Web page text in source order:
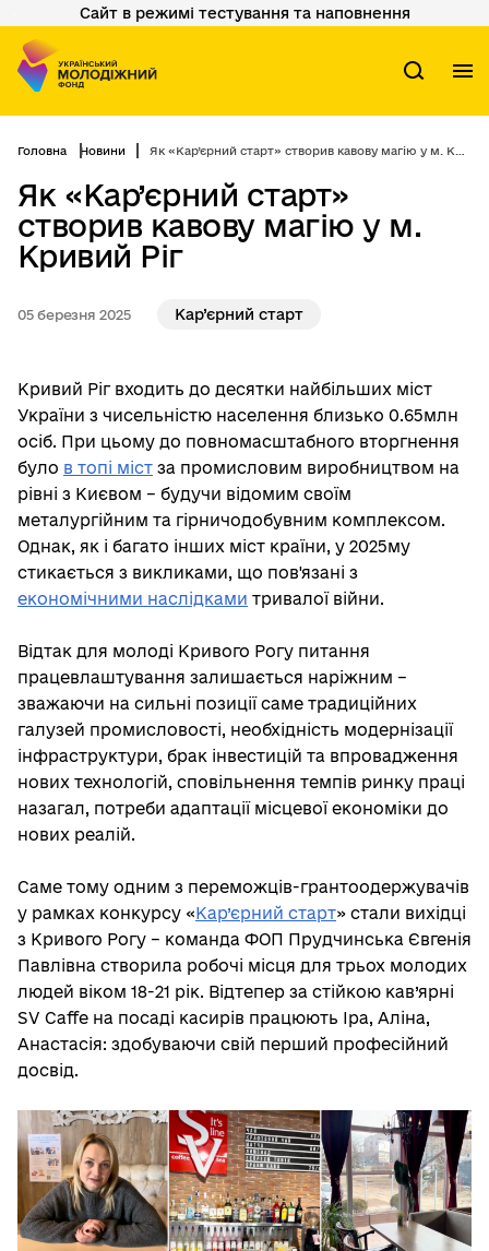
Перейти
до
основного
вмісту
Сайт в режимі тестування та наповнення
Пошук
Головна Новини Як «Кар’єрний старт» створив кавову магію у м. Кривий Ріг
Як «Кар’єрний старт»
створив кавову магію у м.
Кривий Ріг
05 березня 2025 Кар’єрний старт
Кривий Ріг входить до десятки найбільших міст
України з чисельністю населення близько 0.65млн
осіб. При цьому до повномасштабного вторгнення
було в топі міст за промисловим виробництвом на
рівні з Києвом – будучи відомим своїм
металургійним та гірничодобувним комплексом.
Однак, як і багато інших міст країни, у 2025му
стикається з викликами, що пов'язані з
економічними наслідками тривалої війни.
Відтак для молоді Кривого Рогу питання
працевлаштування залишається наріжним –
зважаючи на сильні позиції саме традиційних
галузей промисловості, необхідність модернізації
інфраструктури, брак інвестицій та впровадження
нових технологій, сповільнення темпів ринку праці
назагал, потреби адаптації місцевої економіки до
нових реалій.
Саме тому одним з переможців-грантоодержувачів
у рамках конкурсу «Кар’єрний старт» стали вихідці
з Кривого Рогу – команда ФОП Прудчинська Євгенія
Павлівна створила робочі місця для трьох молодих
людей віком 18-21 рік. Відтепер за стійкою кав’ярні
SV Caffe на посаді касирів працюють Іра, Аліна,
Анастасія: здобуваючи свій перший професійний
досвід.